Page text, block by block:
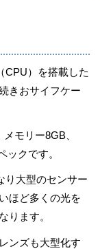
CPU）を搭載した
きおサイフケー
モリー8GB、
ックです。
り大型のセンサー
ほど多くの光を
ります。
ンズも大型化す